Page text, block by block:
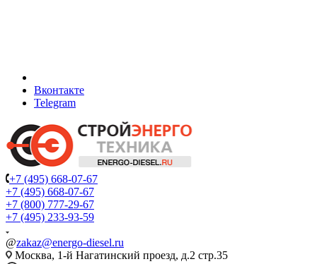
Вконтакте
Telegram
+7 (495) 668-07-67
+7 (495) 668-07-67
+7 (800) 777-29-67
+7 (495) 233-93-59
@zakaz@energo-diesel.ru
Москва, 1-й Нагатинский проезд, д.2 стр.35